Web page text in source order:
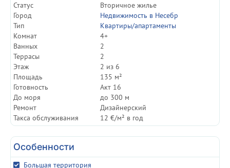
Статуc
Вторичное жилье
Город
Недвижимость в Несебр
Тип
Квартиры/апартаменты
Комнат
4+
Ванных
2
Террасы
2
Этаж
2 из 6
Площадь
135 м²
Готовность
Акт 16
До моря
до 300 м
Ремонт
Дизайнерский
Такса обслуживания
12 €/м² в год
Особенности
Большая территория